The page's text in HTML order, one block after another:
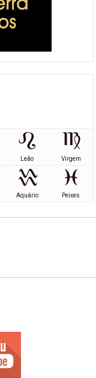
Leão Virgem
Aquário Peixes